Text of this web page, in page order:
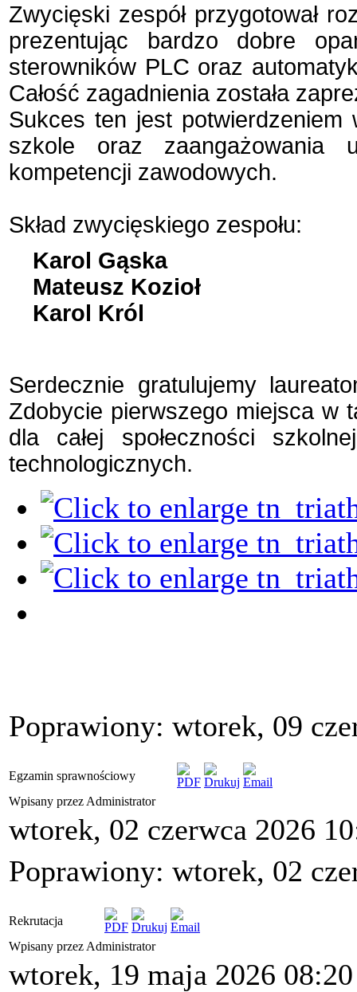
Zwycięski zespół przygotował
prezentując bardzo dobre
sterowników PLC oraz
Całość zagadnienia została
Sukces ten jest potwierdzeniem
szkole oraz zaangażowania
kompetencji zawodowych.
Skład zwycięskiego zespołu:
Karol Gąska
Mateusz Kozioł
Karol Król
Serdecznie gratulujemy
Zdobycie pierwszego miejsca w
dla całej społeczności
technologicznych.
Poprawiony: wtorek, 09
Egzamin sprawnościowy
Wpisany przez Administrator
wtorek, 02 czerwca 2026
Poprawiony: wtorek, 02
Rekrutacja
Wpisany przez Administrator
wtorek, 19 maja 2026 08:20